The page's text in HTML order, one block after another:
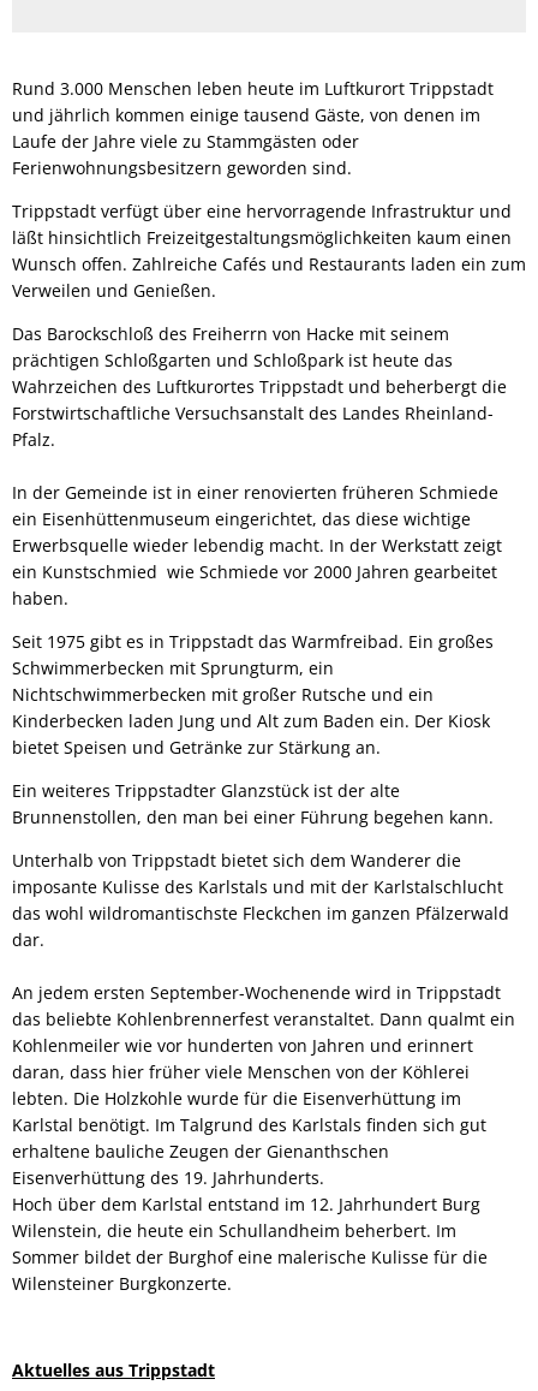
Rund 3.000 Menschen leben heute im Luftkurort Trippstadt
und jährlich kommen einige tausend Gäste, von denen im
Laufe der Jahre viele zu Stammgästen oder
Ferienwohnungsbesitzern geworden sind.
Trippstadt verfügt über eine hervorragende Infrastruktur und
läßt hinsichtlich Freizeitgestaltungsmöglichkeiten kaum einen
Wunsch offen. Zahlreiche Cafés und Restaurants laden ein zum
Verweilen und Genießen.
Das Barockschloß des Freiherrn von Hacke mit seinem
prächtigen Schloßgarten und Schloßpark ist heute das
Wahrzeichen des Luftkurortes Trippstadt und beherbergt die
Forstwirtschaftliche Versuchsanstalt des Landes Rheinland-
Pfalz.
In der Gemeinde ist in einer renovierten früheren Schmiede
ein Eisenhüttenmuseum eingerichtet, das diese wichtige
Erwerbsquelle wieder lebendig macht. In der Werkstatt zeigt
ein Kunstschmied wie Schmiede vor 2000 Jahren gearbeitet
haben.
Seit 1975 gibt es in Trippstadt das Warmfreibad. Ein großes
Schwimmerbecken mit Sprungturm, ein
Nichtschwimmerbecken mit großer Rutsche und ein
Kinderbecken laden Jung und Alt zum Baden ein. Der Kiosk
bietet Speisen und Getränke zur Stärkung an.
Ein weiteres Trippstadter Glanzstück ist der alte
Brunnenstollen, den man bei einer Führung begehen kann.
Unterhalb von Trippstadt bietet sich dem Wanderer die
imposante Kulisse des Karlstals und mit der Karlstalschlucht
das wohl wildromantischste Fleckchen im ganzen Pfälzerwald
dar.
An jedem ersten September-Wochenende wird in Trippstadt
das beliebte Kohlenbrennerfest veranstaltet. Dann qualmt ein
Kohlenmeiler wie vor hunderten von Jahren und erinnert
daran, dass hier früher viele Menschen von der Köhlerei
lebten. Die Holzkohle wurde für die Eisenverhüttung im
Karlstal benötigt. Im Talgrund des Karlstals finden sich gut
erhaltene bauliche Zeugen der Gienanthschen
Eisenverhüttung des 19. Jahrhunderts.
Hoch über dem Karlstal entstand im 12. Jahrhundert Burg
Wilenstein, die heute ein Schullandheim beherbert. Im
Sommer bildet der Burghof eine malerische Kulisse für die
Wilensteiner Burgkonzerte.
Aktuelles aus Trippstadt